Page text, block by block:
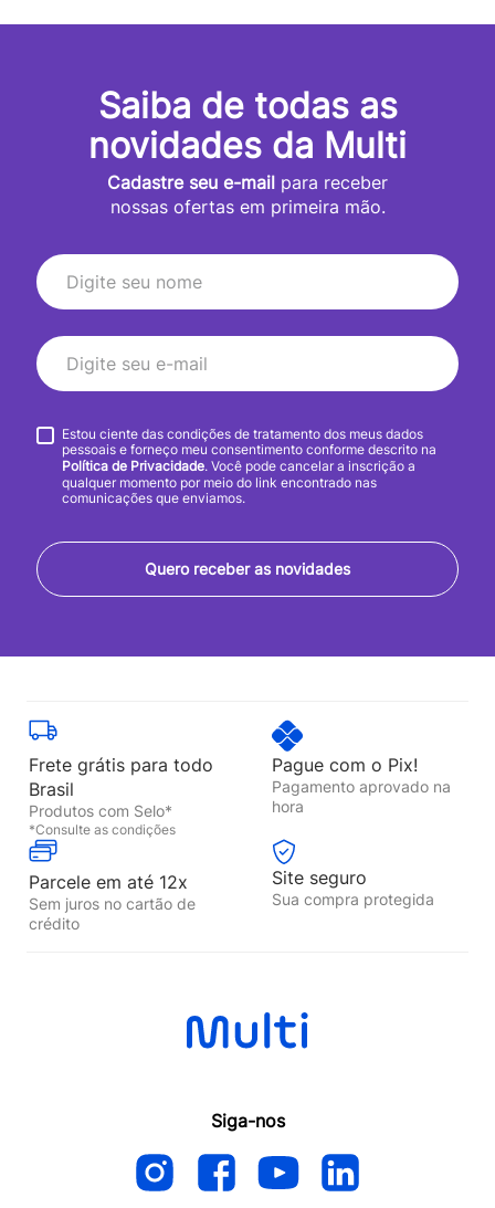
Saiba de todas as
novidades da Multi
Cadastre seu e-mail para receber
nossas ofertas em primeira mão.
Quero receber as novidades
Estou ciente das condições de tratamento dos meus dados
pessoais e forneço meu consentimento conforme descrito na
Política de Privacidade. Você pode cancelar a inscrição a
qualquer momento por meio do link encontrado nas
comunicações que enviamos.
Frete grátis para todo
Brasil
Produtos com Selo*
*Consulte as condições
Pague com o Pix!
Pagamento aprovado na
hora
Parcele em até 12x
Sem juros no cartão de
crédito
Site seguro
Sua compra protegida
Siga-nos